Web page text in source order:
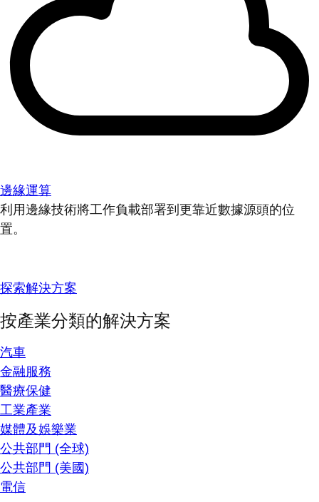
邊緣運算
利用邊緣技術將工作負載部署到更靠近數據源頭的位
置。
探索解決方案
按產業分類的解決方案
汽車
金融服務
醫療保健
工業產業
媒體及娛樂業
公共部門 (全球)
公共部門 (美國)
電信